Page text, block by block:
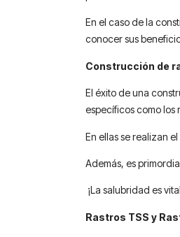
En el caso de la
conocer sus
Construcción de
El éxito de una
específicos como los
En ellas se realizan
Además, es
¡La salubridad es
Rastros TSS y